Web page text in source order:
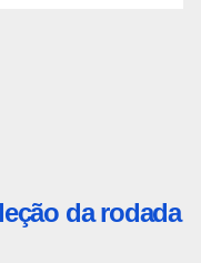
da rodada